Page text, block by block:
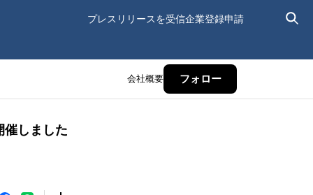
プレスリリースを受信企業登録申請
会社概要 フォロー
催しました